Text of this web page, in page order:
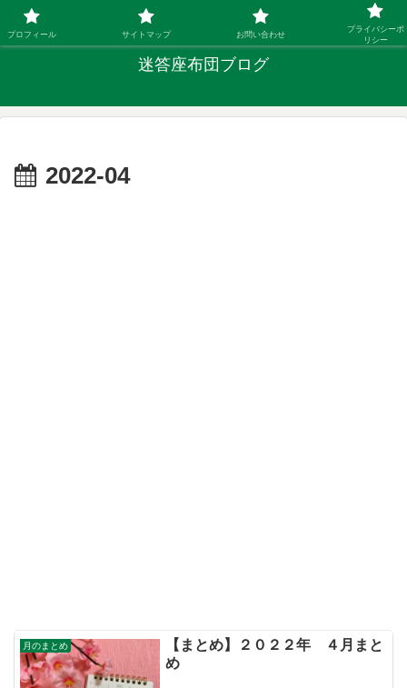
「ひとり親」40代シングルファザーの子育て迷答
迷答座布団ブログ
2022-04
月のまとめ
【まとめ】２０２２年 ４月まと
め
プロフィール サイトマップ お問い合わせ
プライバシーポ
リシー